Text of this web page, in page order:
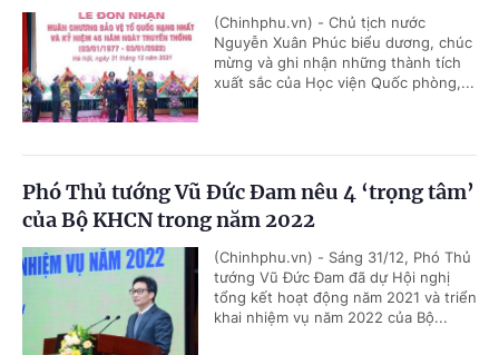
(Chinhphu.vn) - Chủ tịch nước
Nguyễn Xuân Phúc biểu dương, chúc
mừng và ghi nhận những thành tích
xuất sắc của Học viện Quốc phòng,...
Phó Thủ tướng Vũ Đức Đam nêu 4 ‘trọng tâm’
của Bộ KHCN trong năm 2022
(Chinhphu.vn) - Sáng 31/12, Phó Thủ
tướng Vũ Đức Đam đã dự Hội nghị
tổng kết hoạt động năm 2021 và triển
khai nhiệm vụ năm 2022 của Bộ...